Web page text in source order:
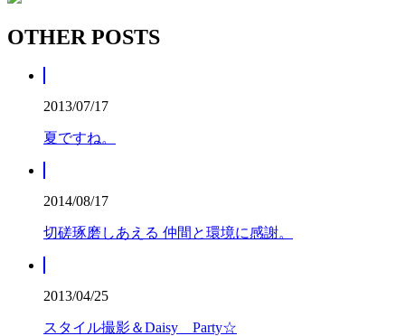
OTHER POSTS
2013/07/17
夏ですね。
2014/08/17
切磋琢磨しあえる 仲間と環境に感謝。
2013/04/25
スタイル撮影＆Daisy Party☆